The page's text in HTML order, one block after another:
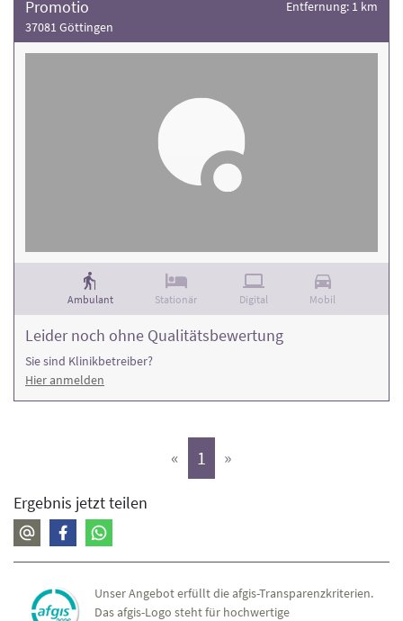
Promotio
37081 Göttingen
Entfernung: 1 km
Ambulant Stationär Digital Mobil
Leider noch ohne Qualitätsbewertung
Sie sind Klinikbetreiber?
Hier anmelden
« 1 (aktiv)
»
Ergebnis jetzt teilen
Unser Angebot erfüllt die afgis-Transparenzkriterien.
Das afgis-Logo steht für hochwertige